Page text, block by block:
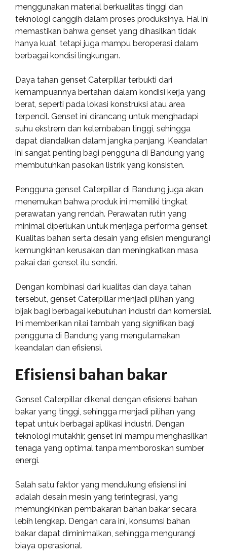
menggunakan material berkualitas tinggi dan
teknologi canggih dalam proses produksinya. Hal ini
memastikan bahwa genset yang dihasilkan tidak
hanya kuat, tetapi juga mampu beroperasi dalam
berbagai kondisi lingkungan.
Daya tahan genset Caterpillar terbukti dari
kemampuannya bertahan dalam kondisi kerja yang
berat, seperti pada lokasi konstruksi atau area
terpencil. Genset ini dirancang untuk menghadapi
suhu ekstrem dan kelembaban tinggi, sehingga
dapat diandalkan dalam jangka panjang. Keandalan
ini sangat penting bagi pengguna di Bandung yang
membutuhkan pasokan listrik yang konsisten.
Pengguna genset Caterpillar di Bandung juga akan
menemukan bahwa produk ini memiliki tingkat
perawatan yang rendah. Perawatan rutin yang
minimal diperlukan untuk menjaga performa genset.
Kualitas bahan serta desain yang efisien mengurangi
kemungkinan kerusakan dan meningkatkan masa
pakai dari genset itu sendiri.
Dengan kombinasi dari kualitas dan daya tahan
tersebut, genset Caterpillar menjadi pilihan yang
bijak bagi berbagai kebutuhan industri dan komersial.
Ini memberikan nilai tambah yang signifikan bagi
pengguna di Bandung yang mengutamakan
keandalan dan efisiensi.
Efisiensi bahan bakar
Genset Caterpillar dikenal dengan efisiensi bahan
bakar yang tinggi, sehingga menjadi pilihan yang
tepat untuk berbagai aplikasi industri. Dengan
teknologi mutakhir, genset ini mampu menghasilkan
tenaga yang optimal tanpa memboroskan sumber
energi.
Salah satu faktor yang mendukung efisiensi ini
adalah desain mesin yang terintegrasi, yang
memungkinkan pembakaran bahan bakar secara
lebih lengkap. Dengan cara ini, konsumsi bahan
bakar dapat diminimalkan, sehingga mengurangi
biaya operasional.